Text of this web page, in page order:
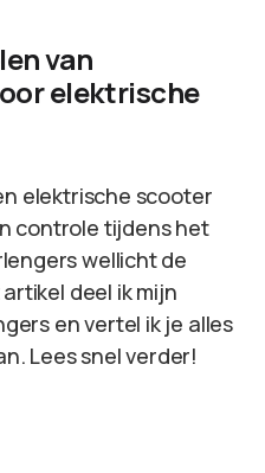
van
elektrische
elektrische scooter
controle tijdens het
wellicht de
deel ik mijn
en vertel ik je alles
Lees snel verder!